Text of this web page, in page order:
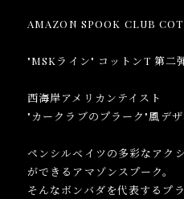
AMAZON SPOOK CLUB
"MSKライン" コットンT 第二弾
西海岸アメリカンテイスト
"カークラブのプラーク"風デザ
ペンシルベイツの多彩なアク
ができるアマゾンスプーク。
そんなボンバダを代表するプ